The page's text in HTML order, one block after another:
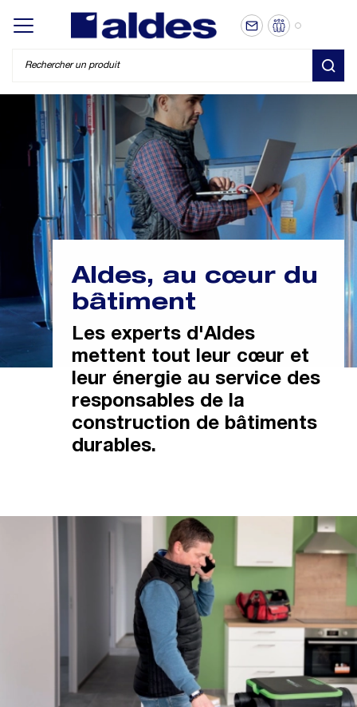
Display/hide main menu
Aldes, au cœur du
bâtiment
Les experts d'Aldes
mettent tout leur cœur et
leur énergie au service des
responsables de la
construction de bâtiments
durables.